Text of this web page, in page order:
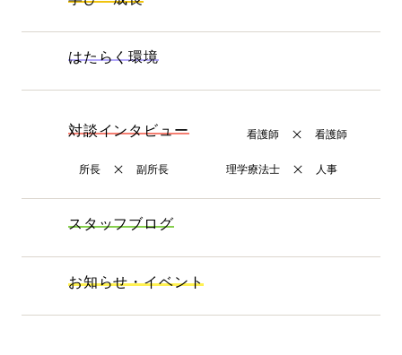
はたらく環境
対談インタビュー 看護師 看護師
所長 副所長 理学療法士 人事
スタッフブログ
お知らせ・イベント